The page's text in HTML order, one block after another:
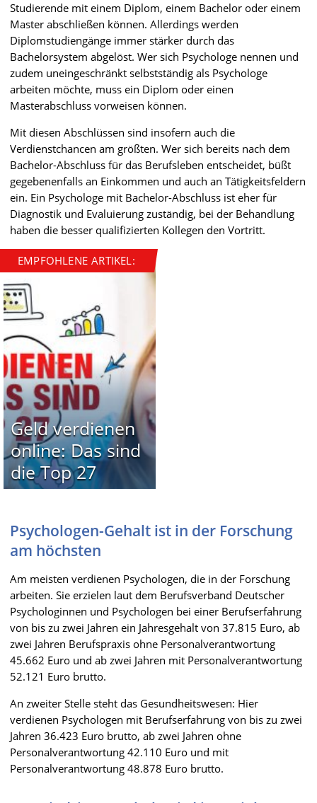
Studierende mit einem Diplom, einem Bachelor oder einem
Master abschließen können. Allerdings werden
Diplomstudiengänge immer stärker durch das
Bachelorsystem abgelöst. Wer sich Psychologe nennen und
zudem uneingeschränkt selbstständig als Psychologe
arbeiten möchte, muss ein Diplom oder einen
Masterabschluss vorweisen können.
Mit diesen Abschlüssen sind insofern auch die
Verdienstchancen am größten. Wer sich bereits nach dem
Bachelor-Abschluss für das Berufsleben entscheidet, büßt
gegebenenfalls an Einkommen und auch an Tätigkeitsfeldern
ein. Ein Psychologe mit Bachelor-Abschluss ist eher für
Diagnostik und Evaluierung zuständig, bei der Behandlung
haben die besser qualifizierten Kollegen den Vortritt.
EMPFOHLENE ARTIKEL:
Geld verdienen
online: Das sind
die Top 27
Psychologen-Gehalt ist in der Forschung
am höchsten
Am meisten verdienen Psychologen, die in der Forschung
arbeiten. Sie erzielen laut dem Berufsverband Deutscher
Psychologinnen und Psychologen bei einer Berufserfahrung
von bis zu zwei Jahren ein Jahresgehalt von 37.815 Euro, ab
zwei Jahren Berufspraxis ohne Personalverantwortung
45.662 Euro und ab zwei Jahren mit Personalverantwortung
52.121 Euro brutto.
An zweiter Stelle steht das Gesundheitswesen: Hier
verdienen Psychologen mit Berufserfahrung von bis zu zwei
Jahren 36.423 Euro brutto, ab zwei Jahren ohne
Personalverantwortung 42.110 Euro und mit
Personalverantwortung 48.878 Euro brutto.